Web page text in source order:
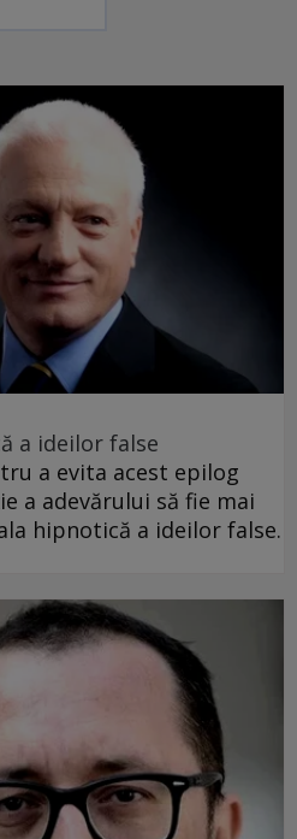
a ideilor false
a evita acest epilog
a adevărului să fie mai
hipnotică a ideilor false.